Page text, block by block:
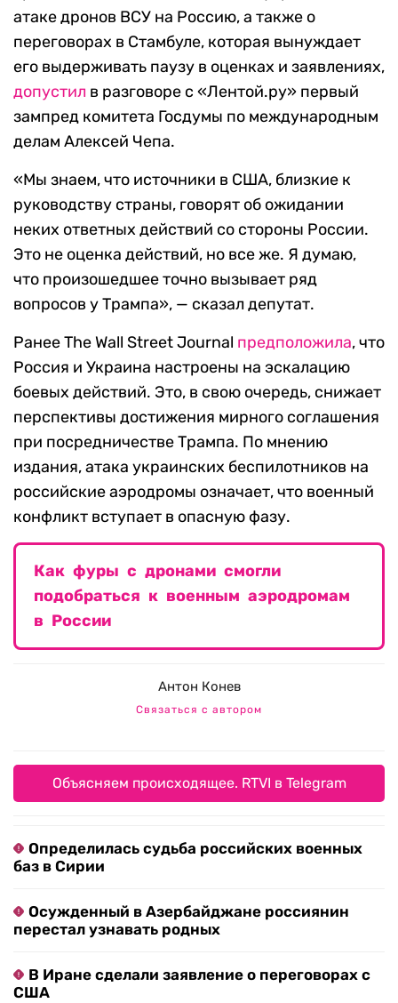
атаке дронов ВСУ на Россию, а также о
переговорах в Стамбуле, которая вынуждает
его выдерживать паузу в оценках и заявлениях,
допустил в разговоре с «Лентой.ру» первый
зампред комитета Госдумы по международным
делам Алексей Чепа.
«Мы знаем, что источники в США, близкие к
руководству страны, говорят об ожидании
неких ответных действий со стороны России.
Это не оценка действий, но все же. Я думаю,
что произошедшее точно вызывает ряд
вопросов у Трампа», — сказал депутат.
Ранее The Wall Street Journal предположила, что
Россия и Украина настроены на эскалацию
боевых действий. Это, в свою очередь, снижает
перспективы достижения мирного соглашения
при посредничестве Трампа. По мнению
издания, атака украинских беспилотников на
российские аэродромы означает, что военный
конфликт вступает в опасную фазу.
Как фуры с дронами смогли
подобраться к военным аэродромам
в России
Антон Конев
Связаться с автором
Объясняем происходящее. RTVI в Telegram
Определилась судьба российских военных
баз в Сирии
Осужденный в Азербайджане россиянин
перестал узнавать родных
В Иране сделали заявление о переговорах с
США